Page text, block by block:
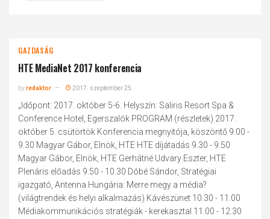
GAZDASÁG
HTE MediaNet 2017 konferencia
byredaktor 2017. szeptember 25.
„Időpont: 2017. október 5-6. Helyszín: Saliris Resort Spa &
Conference Hotel, Egerszalók PROGRAM (részletek) 2017.
október 5. csütörtök Konferencia megnyitója, köszöntő 9.00 -
9.30 Magyar Gábor, Elnök, HTE HTE díjátadás 9.30 - 9.50
Magyar Gábor, Elnök, HTE Gerhátné Udvary Eszter, HTE
Plenáris előadás 9.50 - 10.30 Dóbé Sándor, Stratégiai
igazgató, Antenna Hungária: Merre megy a média?
(világtrendek és helyi alkalmazás) Kávészünet 10.30 - 11.00
Médiakommunikációs stratégiák - kerekasztal 11.00 - 12.30